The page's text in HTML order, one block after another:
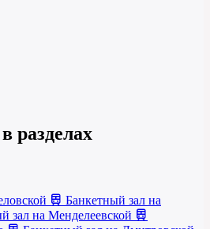
разделах
Банкетный зал на
зал на Менделеевской